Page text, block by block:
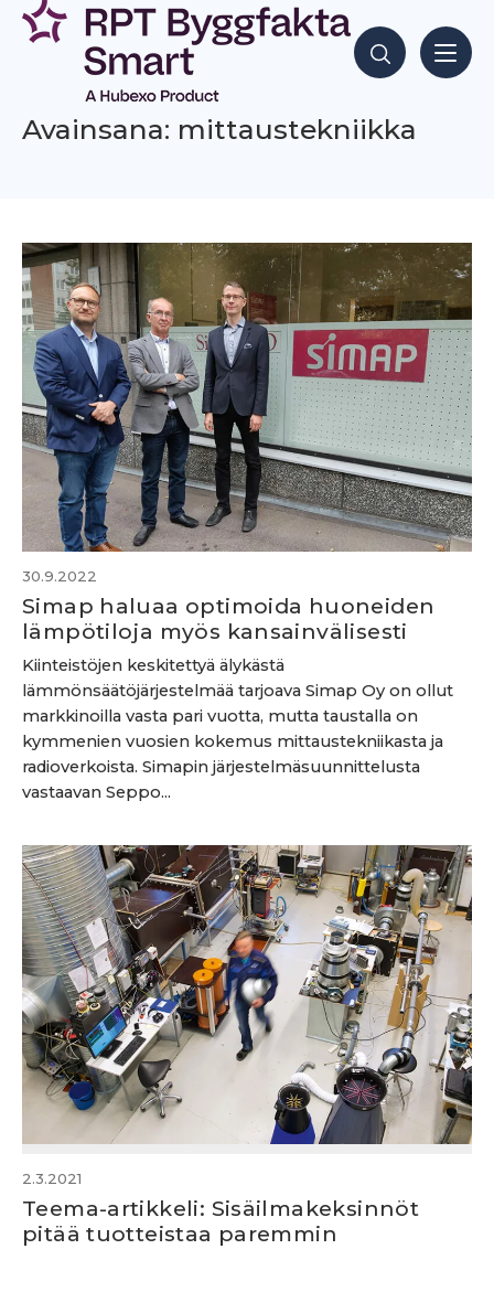
Siirry
sisältöön
Hae sisältöjä
Avainsana: mittaustekniikka
30.9.2022
Simap haluaa optimoida huoneiden
lämpötiloja myös kansainvälisesti
Kiinteistöjen keskitettyä älykästä
lämmönsäätöjärjestelmää tarjoava Simap Oy on ollut
markkinoilla vasta pari vuotta, mutta taustalla on
kymmenien vuosien kokemus mittaustekniikasta ja
radioverkoista. Simapin järjestelmäsuunnittelusta
vastaavan Seppo...
2.3.2021
Teema-artikkeli: Sisäilmakeksinnöt
pitää tuotteistaa paremmin